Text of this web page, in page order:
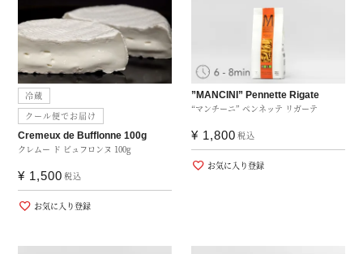
冷蔵
クール便でお届け
クレムー ド ビュフロンヌ 100g
Cremeux de Bufflonne 100g
¥ 1,500 税込
お気に入り登録
“マンチーニ” ペンネッテ リガーテ
”MANCINI” Pennette Rigate
¥ 1,800 税込
お気に入り登録